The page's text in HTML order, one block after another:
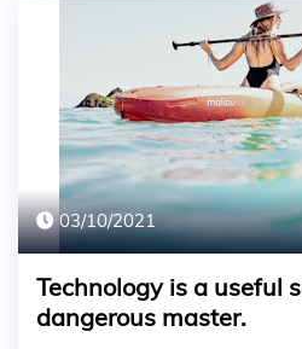
03/10/2021
Technology is a useful
dangerous master.